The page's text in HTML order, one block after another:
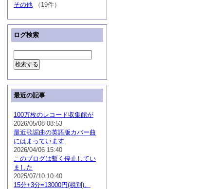
その他 （19件）
ログ検索
最近の記事
100万枚のレコード収集館が
2026/05/08 08:53
最近歌謡曲の英語版カバー曲
にはまっています
2026/04/06 15:40
このブログは暫く停止してい
ました
2025/07/10 10:40
15分+3分=13000円(税別)。